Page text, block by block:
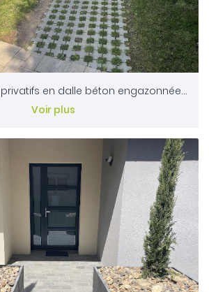
Accès & parking privatifs en dalle béton engazonnée - MAULEON 79
Voir plus